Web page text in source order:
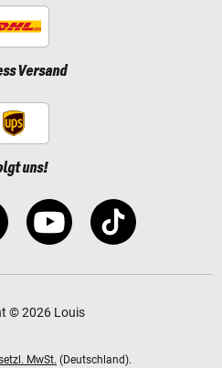
Versand
uns!
© 2026 Louis
MwSt. (Deutschland).